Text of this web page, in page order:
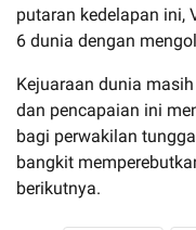
putaran kedelapan ini,
6 dunia dengan
Kejuaraan dunia
dan pencapaian ini
bagi perwakilan
bangkit
berikutnya.